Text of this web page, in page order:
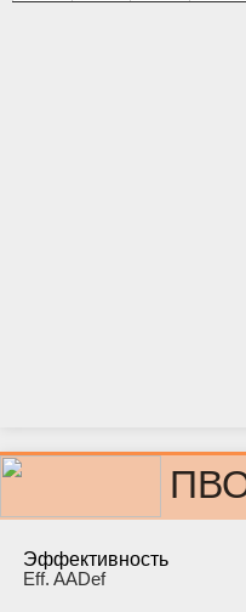
Эффективность
Eff. AADef